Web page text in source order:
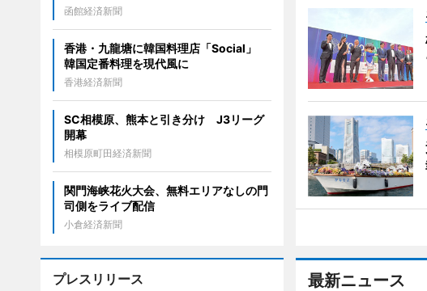
最新ニュース
函館経済新聞
香港・九龍塘に韓国料理店「Social」
韓国定番料理を現代風に
香港経済新聞
SC相模原、熊本と引き分け J3リーグ
開幕
相模原町田経済新聞
関門海峡花火大会、無料エリアなしの門
司側をライブ配信
小倉経済新聞
プレスリリース